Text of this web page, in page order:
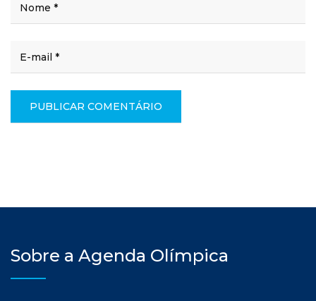
Sobre a Agenda Olímpica